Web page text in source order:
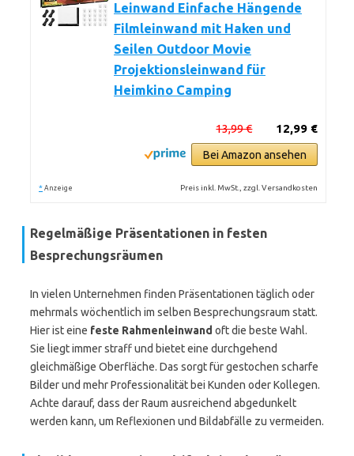
Leinwand Einfache Hängende
Filmleinwand mit Haken und
Seilen Outdoor Movie
Projektionsleinwand für
Heimkino Camping
12,99 €
13,99 €
Bei Amazon ansehen
* Anzeige Preis inkl. MwSt., zzgl. Versandkosten
Regelmäßige Präsentationen in festen
Besprechungsräumen
In vielen Unternehmen finden Präsentationen täglich oder
mehrmals wöchentlich im selben Besprechungsraum statt.
Hier ist eine feste Rahmenleinwand oft die beste Wahl.
Sie liegt immer straff und bietet eine durchgehend
gleichmäßige Oberfläche. Das sorgt für gestochen scharfe
Bilder und mehr Professionalität bei Kunden oder Kollegen.
Achte darauf, dass der Raum ausreichend abgedunkelt
werden kann, um Reflexionen und Bildabfälle zu vermeiden.